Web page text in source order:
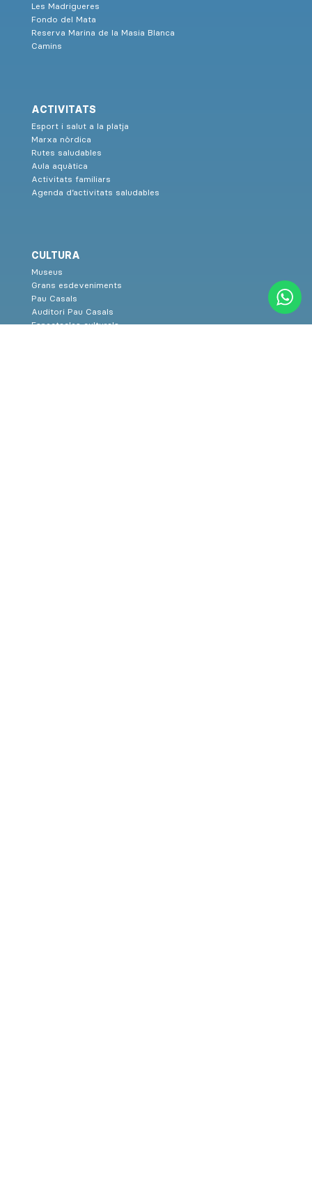
Les Madrigueres
Fondo del Mata
Reserva Marina de la Masia Blanca
Camins
ACTIVITATS
Esport i salut a la platja
Marxa nòrdica
Rutes saludables
Aula aquàtica
Activitats familiars
Agenda d’activitats saludables
CULTURA
Museus
Grans esdeveniments
Pau Casals
Auditori Pau Casals
Espectacles culturals